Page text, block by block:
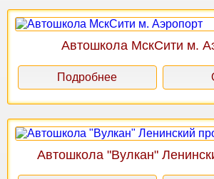
Автошкола МскСити м.
Подробнее
Автошкола "Вулкан"